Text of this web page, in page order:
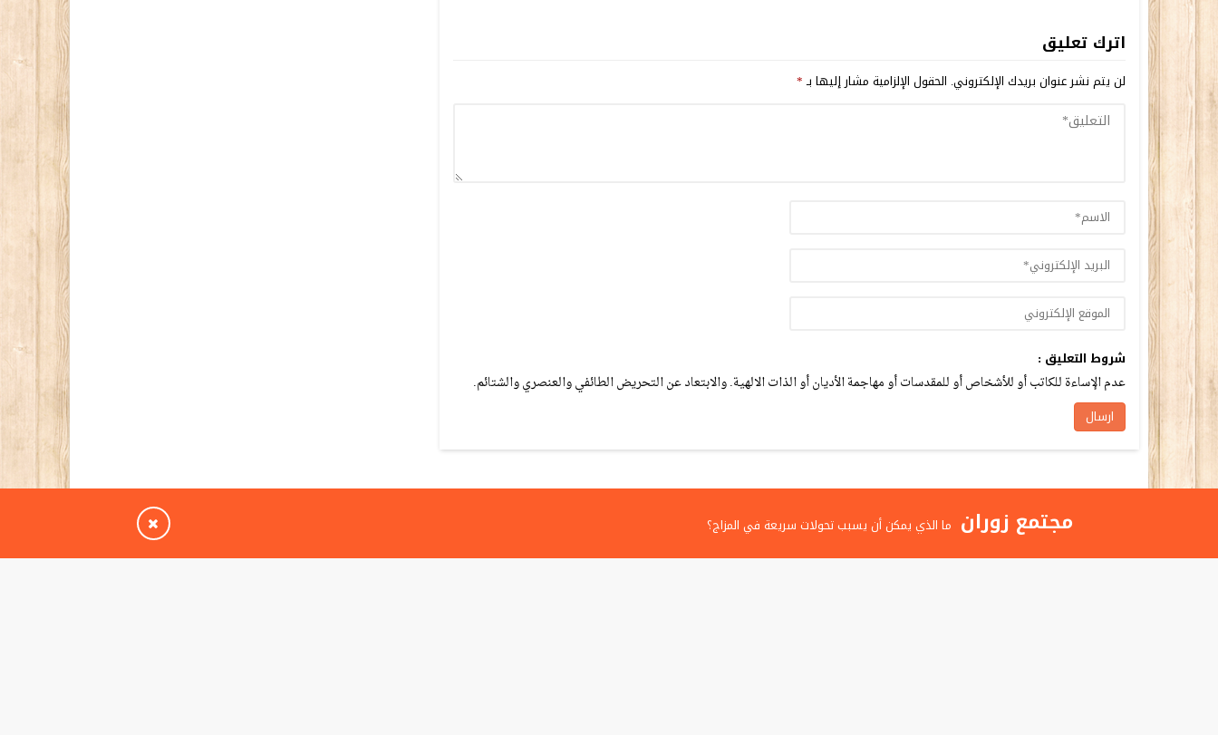
اترك تعليق
لن يتم نشر عنوان بريدك الإلكتروني. الحقول الإلزامية مشار إليها بـ*
شروط التعليق :
عدم الإساءة للكاتب أو للأشخاص أو للمقدسات أو مهاجمة الأديان أو الذات الالهية. والابتعاد عن التحريض الطائفي والعنصري والشتائم.
مجتمع زوران ما الذي يمكن أن يسبب تحولات سريعة في المزاج؟
الغضب عند الأطفال